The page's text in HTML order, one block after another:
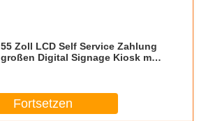
55 Zoll LCD Self Service Zahlung
großen Digital Signage Kiosk mit
Fortsetzen